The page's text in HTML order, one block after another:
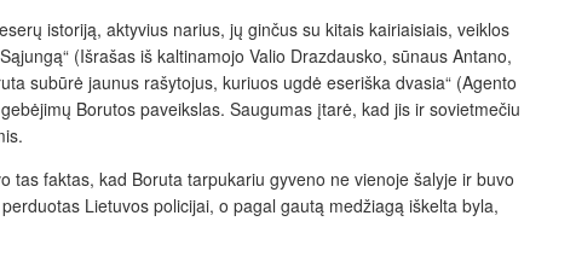
istoriją, aktyvius narius, jų ginčus su kitais kairiaisiais, veiklos
(Išrašas iš kaltinamojo Valio Drazdausko, sūnaus Antano,
subūrė jaunus rašytojus, kuriuos ugdė eseriška dvasia“ (Agento
Borutos paveikslas. Saugumas įtarė, kad jis ir sovietmečiu
tas faktas, kad Boruta tarpukariu gyveno ne vienoje šalyje ir buvo
Lietuvos policijai, o pagal gautą medžiagą iškelta byla,